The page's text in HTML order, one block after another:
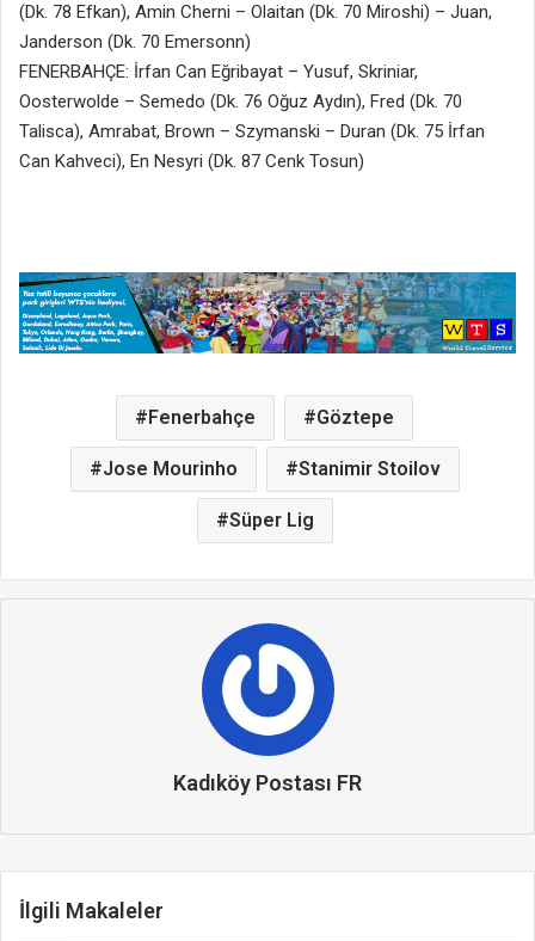
(Dk. 78 Efkan), Amin Cherni – Olaitan (Dk. 70 Miroshi) – Juan,
Janderson (Dk. 70 Emersonn)
FENERBAHÇE: İrfan Can Eğribayat – Yusuf, Skriniar,
Oosterwolde – Semedo (Dk. 76 Oğuz Aydın), Fred (Dk. 70
Talisca), Amrabat, Brown – Szymanski – Duran (Dk. 75 İrfan
Can Kahveci), En Nesyri (Dk. 87 Cenk Tosun)
Fenerbahçe Göztepe
Jose Mourinho Stanimir Stoilov
Süper Lig
Kadıköy Postası FR
İlgili Makaleler